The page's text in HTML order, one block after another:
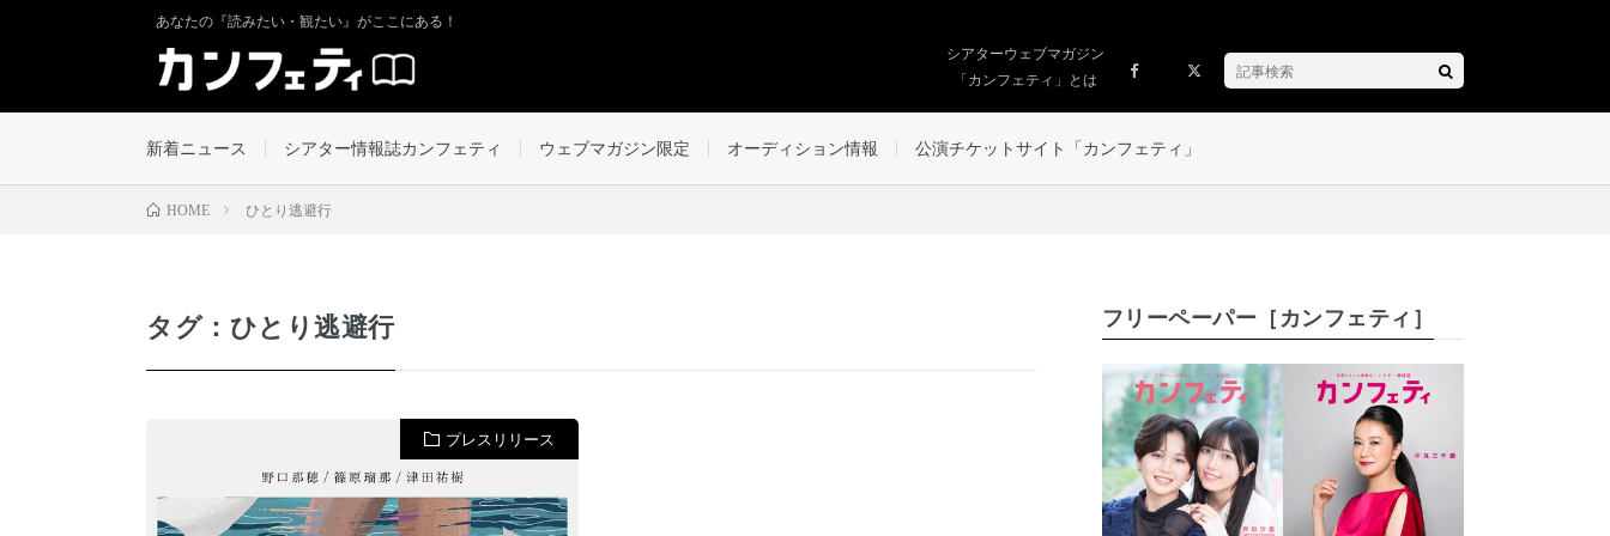
あなたの『読みたい・観たい』がここにある！
シアターウェブマガジン
「カンフェティ」とは
新着ニュース シアター情報誌カンフェティ ウェブマガジン限定 オーディション情報 公演チケットサイト「カンフェティ」
HOME ひとり逃避行
タグ：ひとり逃避行
プレスリリース
フリーペーパー［カンフェティ］